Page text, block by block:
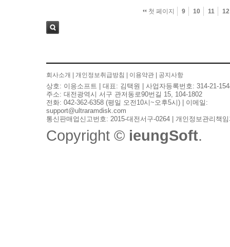
첫 페이지 9 10 11 12
회사소개 개인정보취급방침 이용약관 공지사항
상호: 이응소프트 | 대표: 김택원 | 사업자등록번호: 314-21-
주소: 대전광역시 서구 관저동로90번길 15, 104-1802
전화: 042-362-6358 (평일 오전10시~오후5시) | 이메일:
support@ultraramdisk.com
통신판매업신고번호: 2015-대전서구-0264 | 개인정보관리책
Copyright © ieungSoft.